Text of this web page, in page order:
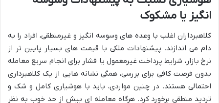
انگیز یا مشکوک
کلاهبرداران اغلب با وعده های وسوسه انگیز و غیرمنطقی، افراد را به
دام می اندازند. پیشنهادات ملکی با قیمت های بسیار پایین تر از
نرخ بازار، شرایط پرداخت غیرمعمول یا فشار برای انجام سریع معامله
بدون فرصت کافی برای بررسی، همگی نشانه هایی از یک کلاهبرداری
احتمالی هستند. در چنین مواردی، باید با هوشیاری کامل و شک و
تردید منطقی برخورد کرد. هرگاه معامله ای بیش از حد خوب به نظر